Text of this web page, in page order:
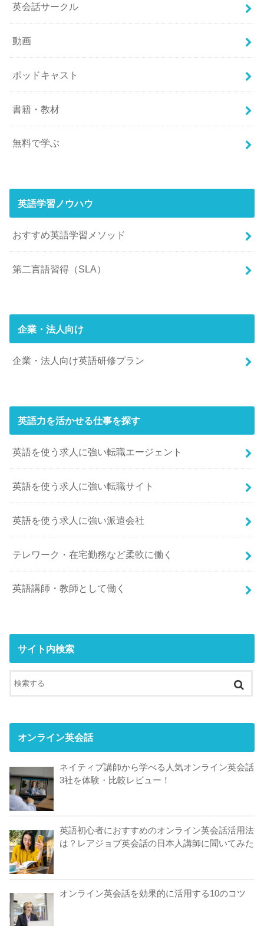
英会話サークル
動画
ポッドキャスト
書籍・教材
無料で学ぶ
英語学習ノウハウ
おすすめ英語学習メソッド
第二言語習得（SLA）
企業・法人向け
企業・法人向け英語研修プラン
英語力を活かせる仕事を探す
英語を使う求人に強い転職エージェント
英語を使う求人に強い転職サイト
英語を使う求人に強い派遣会社
テレワーク・在宅勤務など柔軟に働く
英語講師・教師として働く
サイト内検索
オンライン英会話
ネイティブ講師から学べる人気オンライン英会話
3社を体験・比較レビュー！
英語初心者におすすめのオンライン英会話活用法
は？レアジョブ英会話の日本人講師に聞いてみた
オンライン英会話を効果的に活用する10のコツ